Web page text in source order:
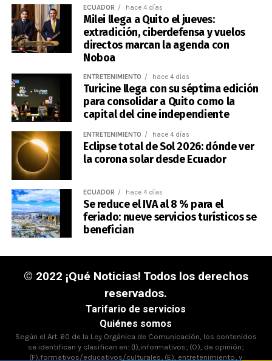
ECUADOR hace 4 días
Milei llega a Quito el jueves:
extradición, ciberdefensa y vuelos
directos marcan la agenda con
Noboa
ENTRETENIMIENTO hace 4 días
Turicine llega con su séptima edición
para consolidar a Quito como la
capital del cine independiente
ENTRETENIMIENTO hace 4 días
Eclipse total de Sol 2026: dónde ver
la corona solar desde Ecuador
ECUADOR hace 4 días
Se reduce el IVA al 8 % para el
feriado: nueve servicios turísticos se
benefician
© 2022 ¡Qué Noticias! Todos los derechos
reservados.
Tarifario de servicios
Quiénes somos
Según el Art. 60 de la Ley Orgánica de Comunicación, los contenidos
se identifican y clasifican en: (I),informativos; (O), de opinión;
(F),formativos/educativos/culturales; (E), entretenimiento; y